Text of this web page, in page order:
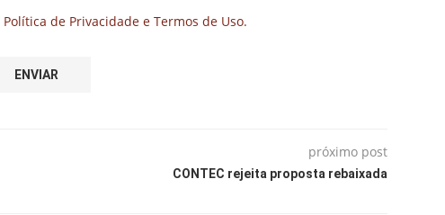
Política de Privacidade e Termos de Uso.
próximo post
CONTEC rejeita proposta rebaixada